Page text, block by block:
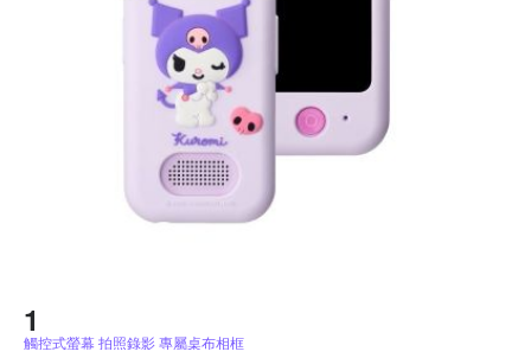
觸控式螢幕 拍照錄影 專屬桌布相框